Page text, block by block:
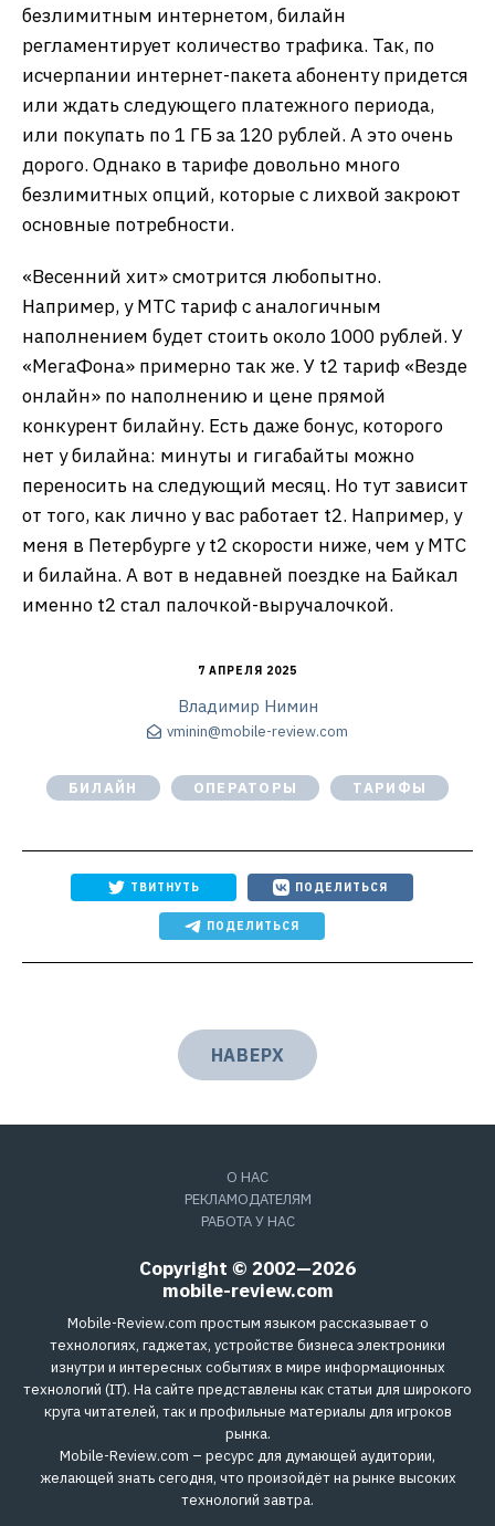
безлимитным интернетом, билайн
регламентирует количество трафика. Так, по
исчерпании интернет-пакета абоненту придется
или ждать следующего платежного периода,
или покупать по 1 ГБ за 120 рублей. А это очень
дорого. Однако в тарифе довольно много
безлимитных опций, которые с лихвой закроют
основные потребности.
«Весенний хит» смотрится любопытно.
Например, у МТС тариф с аналогичным
наполнением будет стоить около 1000 рублей. У
«МегаФона» примерно так же. У t2 тариф «Везде
онлайн» по наполнению и цене прямой
конкурент билайну. Есть даже бонус, которого
нет у билайна: минуты и гигабайты можно
переносить на следующий месяц. Но тут зависит
от того, как лично у вас работает t2. Например, у
меня в Петербурге у t2 скорости ниже, чем у МТС
и билайна. А вот в недавней поездке на Байкал
именно t2 стал палочкой-выручалочкой.
7 АПРЕЛЯ 2025
Владимир Нимин
vminin@mobile-review.com
БИЛАЙН ОПЕРАТОРЫ ТАРИФЫ
ТВИТНУТЬ ПОДЕЛИТЬСЯ
ПОДЕЛИТЬСЯ
НАВЕРХ
О НАС
РЕКЛАМОДАТЕЛЯМ
РАБОТА У НАС
Copyright © 2002—2026
mobile-review.com
Mobile-Review.com простым языком рассказывает о
технологиях, гаджетах, устройстве бизнеса электроники
изнутри и интересных событиях в мире информационных
технологий (IT). На сайте представлены как статьи для широкого
круга читателей, так и профильные материалы для игроков
рынка.
Mobile-Review.com – ресурс для думающей аудитории,
желающей знать сегодня, что произойдёт на рынке высоких
технологий завтра.